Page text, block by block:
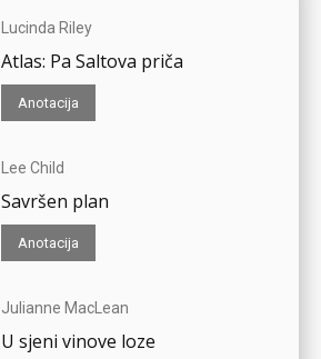
Lucinda Riley
Atlas: Pa Saltova priča
Anotacija
Lee Child
Savršen plan
Anotacija
Julianne MacLean
U sjeni vinove loze